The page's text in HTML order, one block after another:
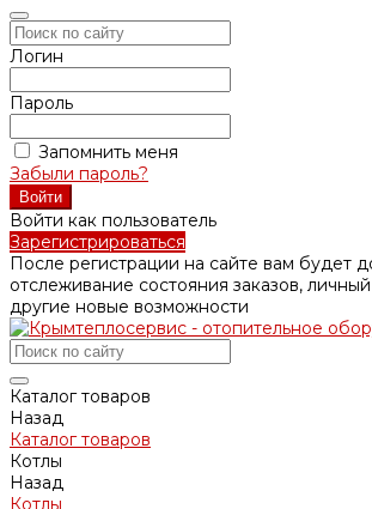
Логин
Пароль
Запомнить меня
Забыли пароль?
Войти как пользователь
Зарегистрироваться
После регистрации на сайте вам будет
отслеживание состояния заказов,
другие новые возможности
Каталог товаров
Назад
Каталог товаров
Котлы
Назад
Котлы